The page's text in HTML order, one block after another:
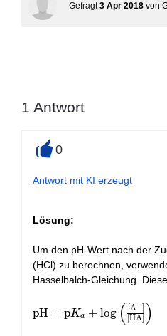
Gefragt 3 Apr 2018 von
1 Antwort
0
Antwort mit KI erzeugt
Lösung:
Um den pH-Wert nach der
(HCl) zu berechnen,
Hasselbalch-Gleichung.
\text{pH} =
\text{p}K_a + \log
pH = pKa + log ( [HA
A− )